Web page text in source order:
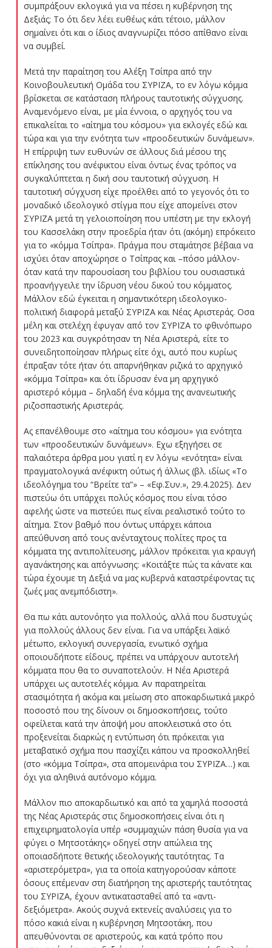
συμπράξουν εκλογικά για να πέσει η κυβέρνηση της
Δεξιάς; Το ότι δεν λέει ευθέως κάτι τέτοιο, μάλλον
σημαίνει ότι και ο ίδιος αναγνωρίζει πόσο απίθανο είναι
να συμβεί.
Μετά την παραίτηση του Αλέξη Τσίπρα από την
Κοινοβουλευτική Ομάδα του ΣΥΡΙΖΑ, το εν λόγω κόμμα
βρίσκεται σε κατάσταση πλήρους ταυτοτικής σύγχυσης.
Αναμενόμενο είναι, με μία έννοια, ο αρχηγός του να
επικαλείται το «αίτημα του κόσμου» για εκλογές εδώ και
τώρα και για την ενότητα των «προοδευτικών δυνάμεων».
Η επίρριψη των ευθυνών σε άλλους διά μέσου της
επίκλησης του ανέφικτου είναι όντως ένας τρόπος να
συγκαλύπτεται η δική σου ταυτοτική σύγχυση. Η
ταυτοτική σύγχυση είχε προέλθει από το γεγονός ότι το
μοναδικό ιδεολογικό στίγμα που είχε απομείνει στον
ΣΥΡΙΖΑ μετά τη γελοιοποίηση που υπέστη με την εκλογή
του Κασσελάκη στην προεδρία ήταν ότι (ακόμη) επρόκειτο
για το «κόμμα Τσίπρα». Πράγμα που σταμάτησε βέβαια να
ισχύει όταν αποχώρησε ο Τσίπρας και –πόσο μάλλον-
όταν κατά την παρουσίαση του βιβλίου του ουσιαστικά
προανήγγειλε την ίδρυση νέου δικού του κόμματος.
Μάλλον εδώ έγκειται η σημαντικότερη ιδεολογικο-
πολιτική διαφορά μεταξύ ΣΥΡΙΖΑ και Νέας Αριστεράς. Οσα
μέλη και στελέχη έφυγαν από τον ΣΥΡΙΖΑ το φθινόπωρο
του 2023 και συγκρότησαν τη Νέα Αριστερά, είτε το
συνειδητοποίησαν πλήρως είτε όχι, αυτό που κυρίως
έπραξαν τότε ήταν ότι απαρνήθηκαν ριζικά το αρχηγικό
«κόμμα Τσίπρα» και ότι ίδρυσαν ένα μη αρχηγικό
αριστερό κόμμα – δηλαδή ένα κόμμα της ανανεωτικής
ριζοσπαστικής Αριστεράς.
Ας επανέλθουμε στο «αίτημα του κόσμου» για ενότητα
των «προοδευτικών δυνάμεων». Εχω εξηγήσει σε
παλαιότερα άρθρα μου γιατί η εν λόγω «ενότητα» είναι
πραγματολογικά ανέφικτη ούτως ή άλλως (βλ. ιδίως «Το
ιδεολόγημα του “Βρείτε τα”» – «Εφ.Συν.», 29.4.2025). Δεν
πιστεύω ότι υπάρχει πολύς κόσμος που είναι τόσο
αφελής ώστε να πιστεύει πως είναι ρεαλιστικό τούτο το
αίτημα. Στον βαθμό που όντως υπάρχει κάποια
απεύθυνση από τους ανένταχτους πολίτες προς τα
κόμματα της αντιπολίτευσης, μάλλον πρόκειται για κραυγή
αγανάκτησης και απόγνωσης: «Κοιτάξτε πώς τα κάνατε και
τώρα έχουμε τη Δεξιά να μας κυβερνά καταστρέφοντας τις
ζωές μας ανεμπόδιστη».
Θα πω κάτι αυτονόητο για πολλούς, αλλά που δυστυχώς
για πολλούς άλλους δεν είναι. Για να υπάρξει λαϊκό
μέτωπο, εκλογική συνεργασία, ενωτικό σχήμα
οποιουδήποτε είδους, πρέπει να υπάρχουν αυτοτελή
κόμματα που θα το συναποτελούν. Η Νέα Αριστερά
υπάρχει ως αυτοτελές κόμμα. Αν παρατηρείται
στασιμότητα ή ακόμα και μείωση στο αποκαρδιωτικά μικρό
ποσοστό που της δίνουν οι δημοσκοπήσεις, τούτο
οφείλεται κατά την άποψή μου αποκλειστικά στο ότι
προξενείται διαρκώς η εντύπωση ότι πρόκειται για
μεταβατικό σχήμα που πασχίζει κάπου να προσκολληθεί
(στο «κόμμα Τσίπρα», στα απομεινάρια του ΣΥΡΙΖΑ…) και
όχι για αληθινά αυτόνομο κόμμα.
Μάλλον πιο αποκαρδιωτικό και από τα χαμηλά ποσοστά
της Νέας Αριστεράς στις δημοσκοπήσεις είναι ότι η
επιχειρηματολογία υπέρ «συμμαχιών πάση θυσία για να
φύγει ο Μητσοτάκης» οδηγεί στην απώλεια της
οποιασδήποτε θετικής ιδεολογικής ταυτότητας. Τα
«αριστερόμετρα», για τα οποία κατηγορούσαν κάποτε
όσους επέμεναν στη διατήρηση της αριστερής ταυτότητας
του ΣΥΡΙΖΑ, έχουν αντικατασταθεί από τα «αντι-
δεξιόμετρα». Ακούς συχνά εκτενείς αναλύσεις για το
πόσο κακιά είναι η κυβέρνηση Μητσοτάκη, που
απευθύνονται σε αριστερούς, και κατά τρόπο που